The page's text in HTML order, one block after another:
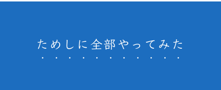
ためしに全部やってみた